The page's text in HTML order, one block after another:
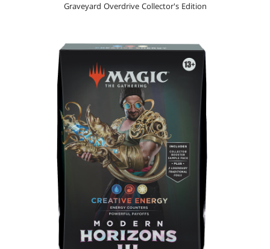
Graveyard Overdrive Collector's Edition